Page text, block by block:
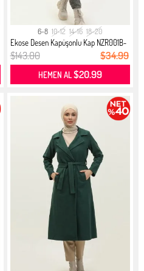
6-8 10-12 14-16 18-20
Ekose Desen Kapüşonlu Kap NZR001B-
0...
$143.00 $34.99
HEMEN AL$20.99